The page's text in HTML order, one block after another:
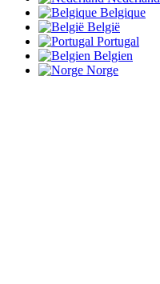
Belgique
België
Portugal
Belgien
Norge